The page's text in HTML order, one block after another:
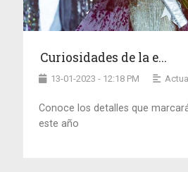
Curiosidades de la e...
13-01-2023 - 12:18 PM
Conoce los detalles que
este año